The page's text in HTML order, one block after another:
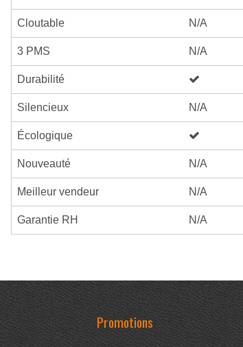
Cloutable N/A
3 PMS N/A
Durabilité
Silencieux N/A
Écologique
Nouveauté N/A
Meilleur vendeur N/A
Garantie RH N/A
Promotions